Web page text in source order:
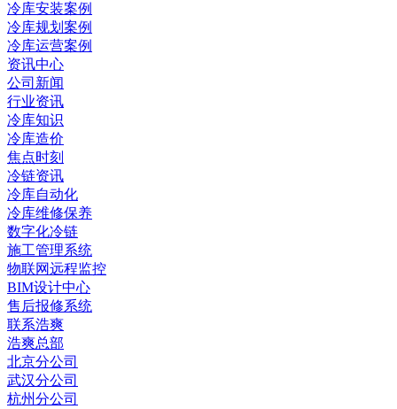
冷库安装案例
冷库规划案例
冷库运营案例
资讯中心
公司新闻
行业资讯
冷库知识
冷库造价
焦点时刻
冷链资讯
冷库自动化
冷库维修保养
数字化冷链
施工管理系统
物联网远程监控
BIM设计中心
售后报修系统
联系浩爽
浩爽总部
北京分公司
武汉分公司
杭州分公司